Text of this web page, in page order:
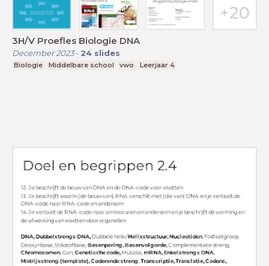
3H/V Proefles Biologie DNA
December 2023- 24 slides
Biologie Middelbare school vwo Leerjaar 4